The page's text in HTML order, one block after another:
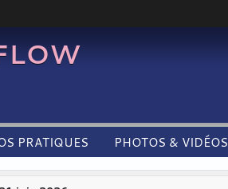
PRATIQUES PHOTOS & VIDÉOS